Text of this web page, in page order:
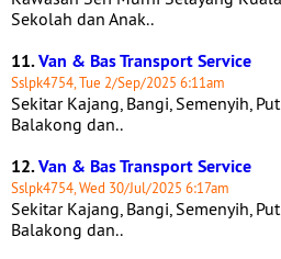
Sekolah dan Anak..
11.Van & Bas Transport Service
Sslpk4754, Tue 2/Sep/2025 6:11am
Sekitar Kajang, Bangi, Semenyih,
Balakong dan..
12.Van & Bas Transport Service
Sslpk4754, Wed 30/Jul/2025 6:17am
Sekitar Kajang, Bangi, Semenyih,
Balakong dan..